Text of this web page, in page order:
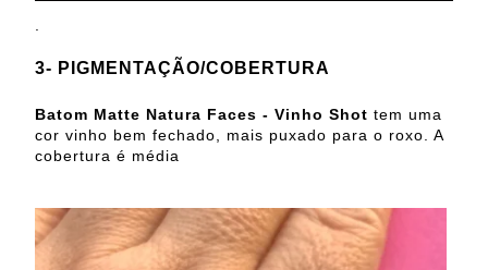
.
3- PIGMENTAÇÃO/COBERTURA
Batom Matte Natura Faces - Vinho Shot tem uma
cor vinho bem fechado, mais puxado para o roxo. A
cobertura é média